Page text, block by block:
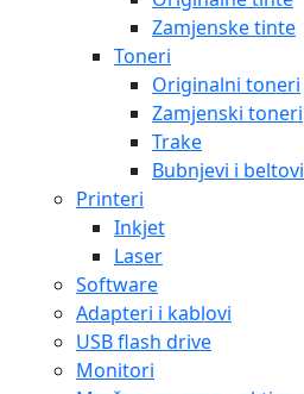
Zamjenske tinte
Toneri
Originalni toneri
Zamjenski toneri
Trake
Bubnjevi i beltovi
Printeri
Inkjet
Laser
Software
Adapteri i kablovi
USB flash drive
Monitori